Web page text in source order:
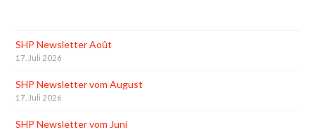
SHP Newsletter Août
17. Juli 2026
SHP Newsletter vom August
17. Juli 2026
SHP Newsletter vom Juni